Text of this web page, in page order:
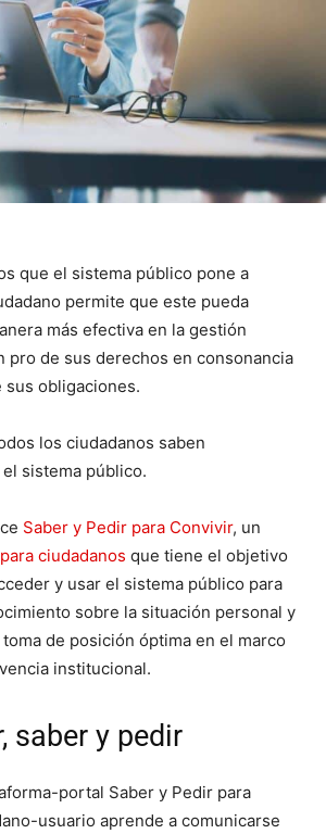
que el sistema público pone a
permite que este pueda
más efectiva en la gestión
pro de sus derechos en consonancia
obligaciones.
los ciudadanos saben
sistema público.
Saber y Pedir para Convivir, un
ciudadanos que tiene el objetivo
y usar el sistema público para
sobre la situación personal y
de posición óptima en el marco
institucional.
saber y pedir
portal Saber y Pedir para
usuario aprende a comunicarse